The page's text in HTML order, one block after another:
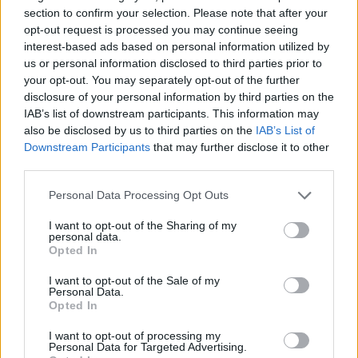
section to confirm your selection. Please note that after your
opt-out request is processed you may continue seeing
interest-based ads based on personal information utilized by
us or personal information disclosed to third parties prior to
your opt-out. You may separately opt-out of the further
disclosure of your personal information by third parties on the
IAB’s list of downstream participants. This information may
also be disclosed by us to third parties on the IAB’s List of
Downstream Participants that may further disclose it to other
Personal Data Processing Opt Outs
I want to opt-out of the Sharing of my
personal data.
Opted In
I want to opt-out of the Sale of my
Personal Data.
Opted In
I want to opt-out of processing my
Personal Data for Targeted Advertising.
Συνάλλαγμα: Το ευρώ υποχωρεί κατά 0,11%, στα
1,1541 δολάρια
06/08/2026 - 14:59 ΟΙΚΟΝΟΜΙΑ
18η συνεχόμενη χρονιά για τον ΟΤΕ στη διεθνή
σειρά δεικτών FTSE4Good
06/08/2026 - 14:40 ESG
Κ. Χατζηδάκης: Στον κάλαθο των αχρήστων οι
αμφισβητήσεις για το καλώδιο της ηλεκτρικής
Aegean: Νέο ιστορικό ρεκόρ με πάνω από 2 εκατ.
επιβάτες τον Ιούλιο
06/08/2026 - 14:00 ΤΟΥΡΙΣΜΟΣ
Τ. Θεοδωρικάκος: “Στηρίζουμε την βιομηχανία για
μισθούς”